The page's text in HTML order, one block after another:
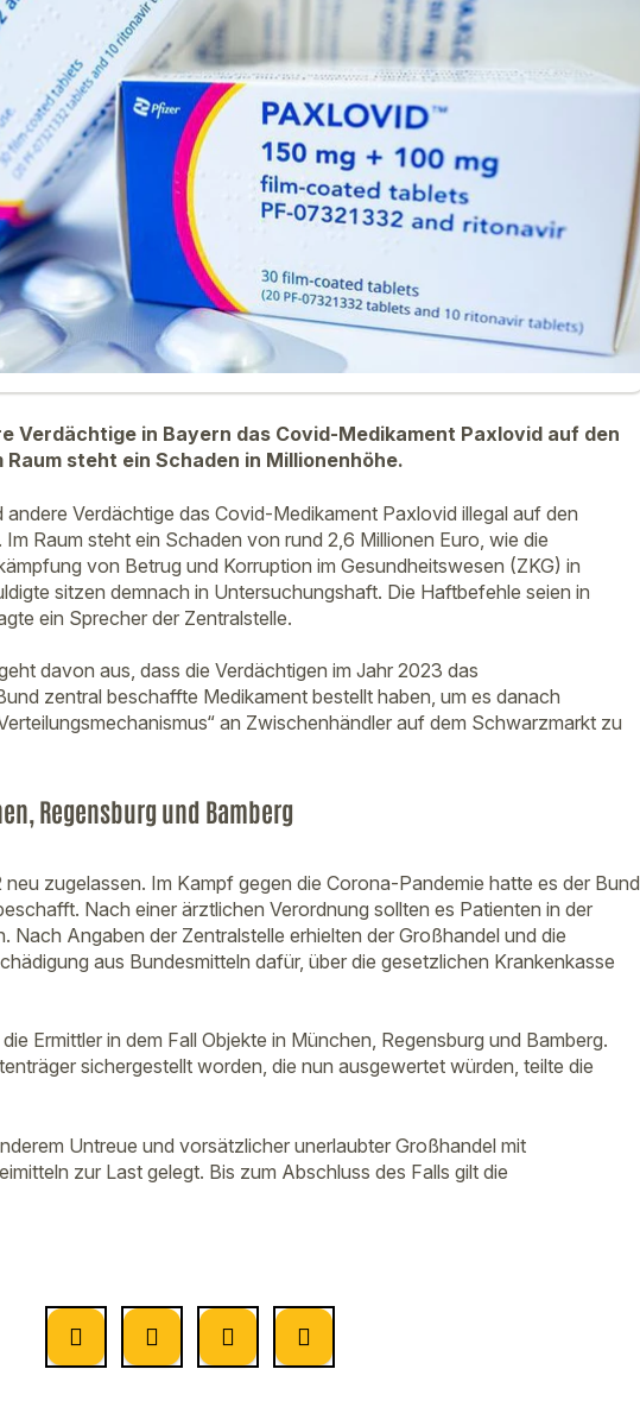
Verdächtige in Bayern das Covid-Medikament Paxlovid auf den
steht ein Schaden in Millionenhöhe.
Verdächtige das Covid-Medikament Paxlovid illegal auf den
Raum steht ein Schaden von rund 2,6 Millionen Euro, wie die
von Betrug und Korruption im Gesundheitswesen (ZKG) in
sitzen demnach in Untersuchungshaft. Die Haftbefehle seien in
ein Sprecher der Zentralstelle.
davon aus, dass die Verdächtigen im Jahr 2023 das
zentral beschaffte Medikament bestellt haben, um es danach
an Zwischenhändler auf dem Schwarzmarkt zu
Regensburg und Bamberg
zugelassen. Im Kampf gegen die Corona-Pandemie hatte es der Bund
Nach einer ärztlichen Verordnung sollten es Patienten in der
Nach Angaben der Zentralstelle erhielten der Großhandel und die
aus Bundesmitteln dafür, über die gesetzlichen Krankenkasse
Ermittler in dem Fall Objekte in München, Regensburg und Bamberg.
sichergestellt worden, die nun ausgewertet würden, teilte die
Untreue und vorsätzlicher unerlaubter Großhandel mit
zur Last gelegt. Bis zum Abschluss des Falls gilt die